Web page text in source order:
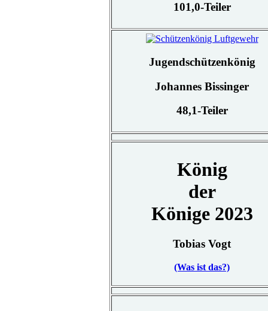
101,0-Teiler
Jugendschützenkönig
Johannes Bissinger
48,1-Teiler
König
der
Könige 2023
Tobias Vogt
(Was ist das?)